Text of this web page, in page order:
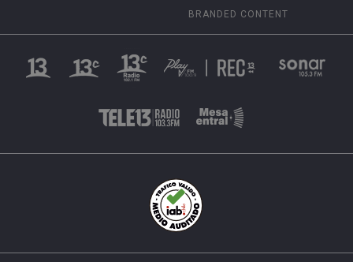
BRANDED CONTENT